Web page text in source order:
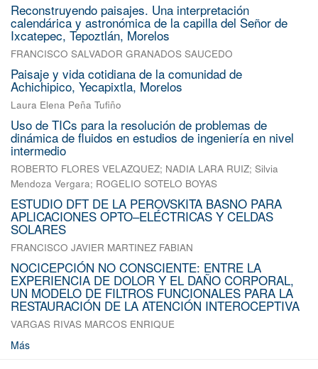
Reconstruyendo paisajes. Una interpretación
calendárica y astronómica de la capilla del Señor de
Ixcatepec, Tepoztlán, Morelos
FRANCISCO SALVADOR GRANADOS SAUCEDO
Paisaje y vida cotidiana de la comunidad de
Achichipico, Yecapixtla, Morelos
Laura Elena Peña Tufiño
Uso de TICs para la resolución de problemas de
dinámica de fluidos en estudios de ingeniería en nivel
intermedio
ROBERTO FLORES VELAZQUEZ; NADIA LARA RUIZ; Silvia
Mendoza Vergara; ROGELIO SOTELO BOYAS
ESTUDIO DFT DE LA PEROVSKITA BASNO PARA
APLICACIONES OPTO–ELÉCTRICAS Y CELDAS
SOLARES
FRANCISCO JAVIER MARTINEZ FABIAN
NOCICEPCIÓN NO CONSCIENTE: ENTRE LA
EXPERIENCIA DE DOLOR Y EL DAÑO CORPORAL,
UN MODELO DE FILTROS FUNCIONALES PARA LA
RESTAURACIÓN DE LA ATENCIÓN INTEROCEPTIVA
VARGAS RIVAS MARCOS ENRIQUE
Más